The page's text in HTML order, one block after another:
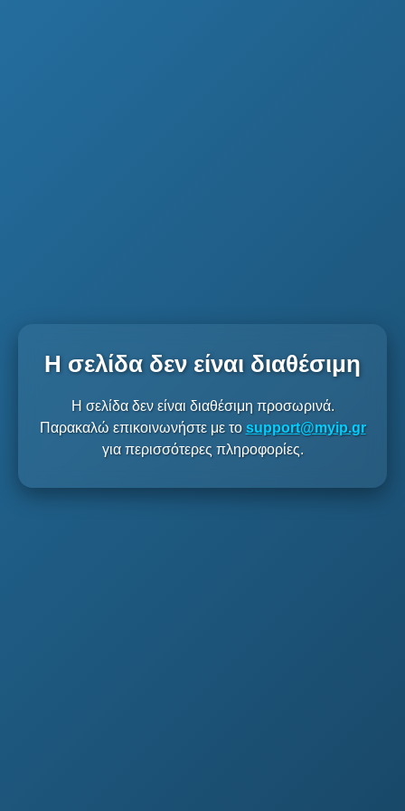
Η σελίδα δεν είναι διαθέσιμη
Η σελίδα δεν είναι διαθέσιμη προσωρινά.
Παρακαλώ επικοινωνήστε με το support@myip.gr
για περισσότερες πληροφορίες.